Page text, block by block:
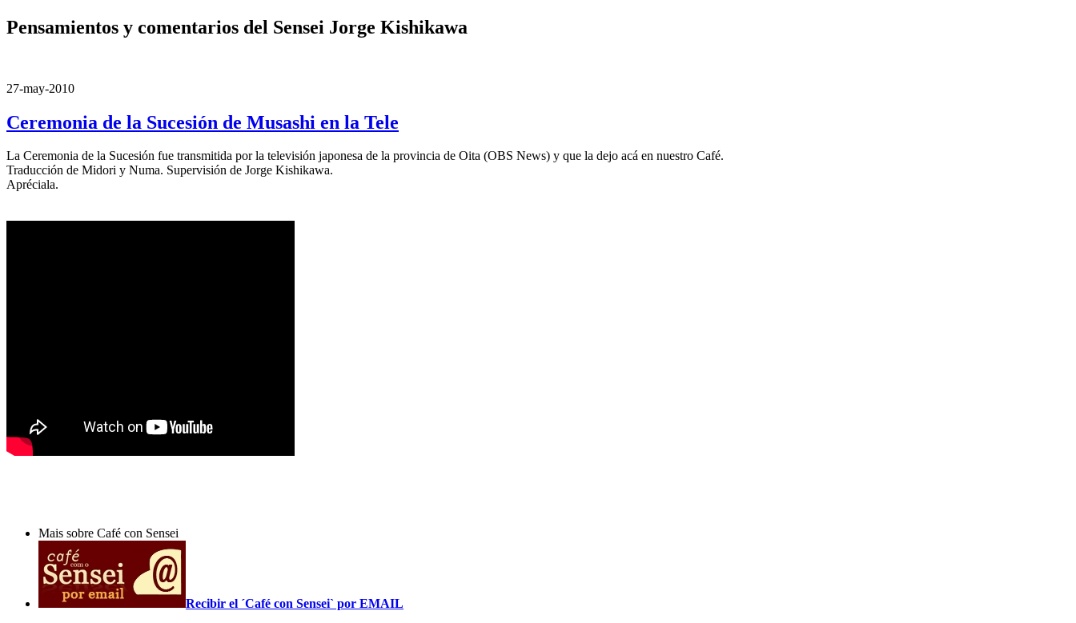
Pensamientos y comentarios del Sensei Jorge Kishikawa
27-may-2010
Ceremonia de la Sucesión de Musashi en la Tele
La Ceremonia de la Sucesión fue transmitida por la televisión japonesa de la provincia de Oita (OBS News) y que la dejo acá en nuestro Café.
Traducción de Midori y Numa. Supervisión de Jorge Kishikawa.
Apréciala.
Mais sobre Café con Sensei
Recibir el ´Café con Sensei` por EMAIL